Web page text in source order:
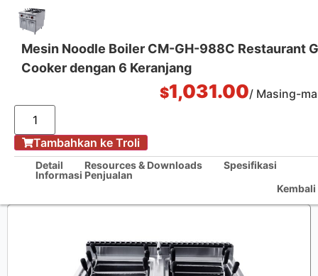
Solusi Dapur Satu Pintu
Rumah /
Mesin Noodle Boiler CM-GH-988C Restaurant Gas Pasta Cooker dengan
6 Keranjang
Mesin Noodle Boiler CM-GH-988C Restaurant
Cooker dengan 6 Keranjang
$1,031.00/ Masing-
Tambahkan ke Troli
Detail Resources & Downloads
Spesifikasi
Informasi Penjualan